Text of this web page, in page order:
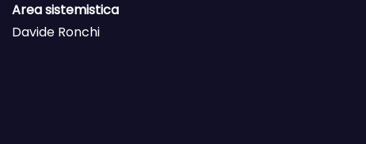
Area sistemistica
Davide Ronchi